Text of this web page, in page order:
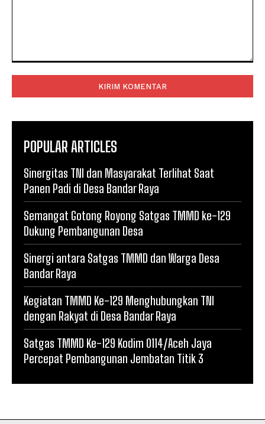
POPULAR ARTICLES
Sinergitas TNI dan Masyarakat Terlihat Saat
Panen Padi di Desa Bandar Raya
Semangat Gotong Royong Satgas TMMD ke-129
Dukung Pembangunan Desa
Sinergi antara Satgas TMMD dan Warga Desa
Bandar Raya
Kegiatan TMMD Ke-129 Menghubungkan TNI
dengan Rakyat di Desa Bandar Raya
Satgas TMMD Ke-129 Kodim 0114/Aceh Jaya
Percepat Pembangunan Jembatan Titik 3